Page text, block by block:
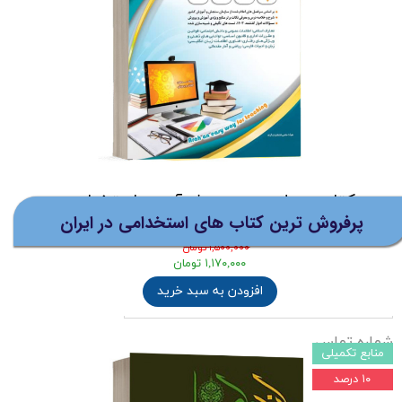
ویژگی های فلش کارتآموزشی اپ
- آموزش نکته به نکته کلیه نکات مبانی نطری
تحول بنیادین در تعلیم و تربیت
( گردآوری شده توسط خانم فروزان مسلمی )
- حل و بررسی سوالات تست محور ویژه آزمون
استخدامی آموزش و پرورش و آزمون جهاد
دانشگاهی
شماره تماس
کتاب حیطه عمومی ویژه آزمون استخدامی
آموزش و پرورش 1405 نشر آراه
۱,۵۰۰,۰۰۰ تومان
۱,۱۷۰,۰۰۰ تومان
افزودن به سبد خرید
منابع تکمیلی
۱۰ درصد
پرفروش ترین کتاب های استخدامی در ایران